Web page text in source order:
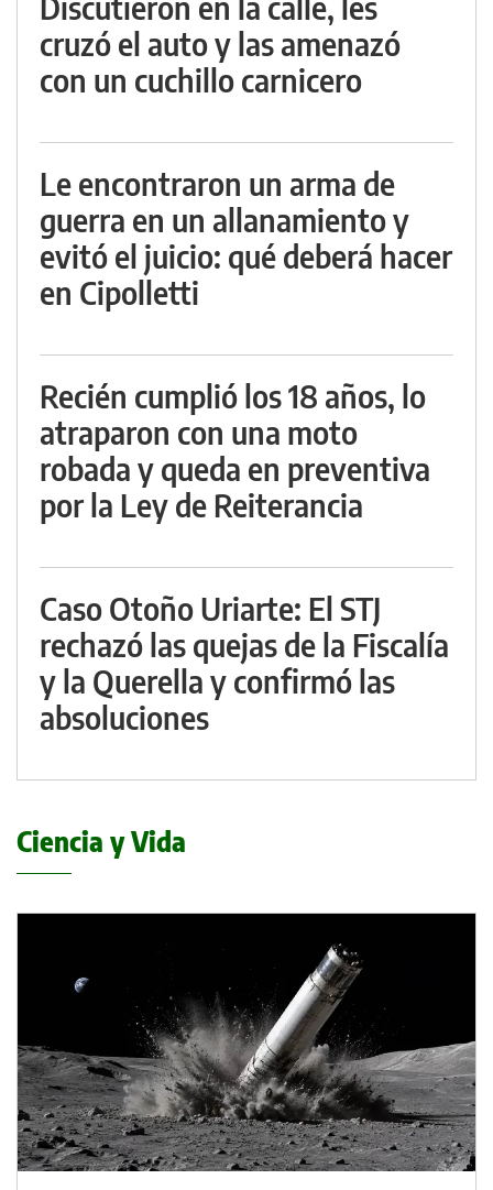
cruzó el auto y las amenazó
con un cuchillo carnicero
Le encontraron un arma de
guerra en un allanamiento y
evitó el juicio: qué deberá hacer
en Cipolletti
Recién cumplió los 18 años, lo
atraparon con una moto
robada y queda en preventiva
por la Ley de Reiterancia
Caso Otoño Uriarte: El STJ
rechazó las quejas de la Fiscalía
y la Querella y confirmó las
absoluciones
Ciencia y Vida